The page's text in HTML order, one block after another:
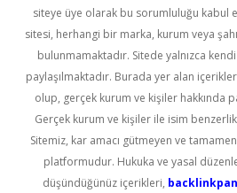
siteye üye olarak bu sorumluluğu kabul
sitesi, herhangi bir marka, kurum veya
bulunmamaktadır. Sitede yalnızca kendi
paylaşılmaktadır. Burada yer alan
olup, gerçek kurum ve kişiler hakkında
Gerçek kurum ve kişiler ile isim
Sitemiz, kar amacı gütmeyen ve
platformudur. Hukuka ve yasal
düşündüğünüz içerikleri,